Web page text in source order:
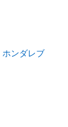
ホンダレブ